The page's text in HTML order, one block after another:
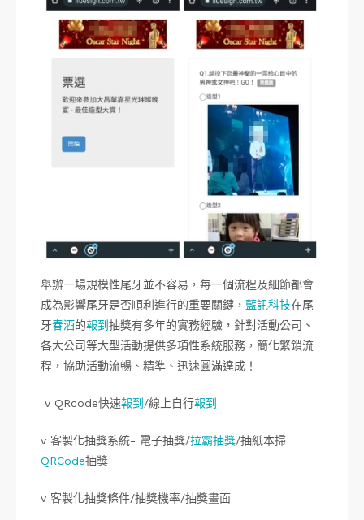
舉辦一場規模性尾牙並不容易，每一個流程及細節都會
成為影響尾牙是否順利進行的重要關鍵， 藍訊科技在尾
牙春酒的報到抽獎有多年的實務經驗，針對活動公司、
各大公司等大型活動提供多項性系統服務，簡化繁鎖流
程，協助活動流暢、精準、迅速圓滿達成！
v QRcode快速報到/線上自行報到
v 客製化抽獎系統- 電子抽獎/拉霸抽獎/抽紙本掃
QRCode抽獎
v 客製化抽獎條件/抽獎機率/抽獎畫面